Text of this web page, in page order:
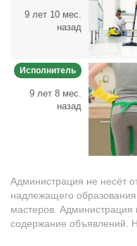
9 лет 10 мес.
назад
Исполнитель
9 лет 8 мес.
назад
Администрация не несёт
надлежащего
мастеров. Администрация
содержание объявлений.